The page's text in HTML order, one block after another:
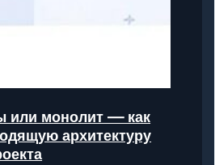
или монолит — как
архитектуру